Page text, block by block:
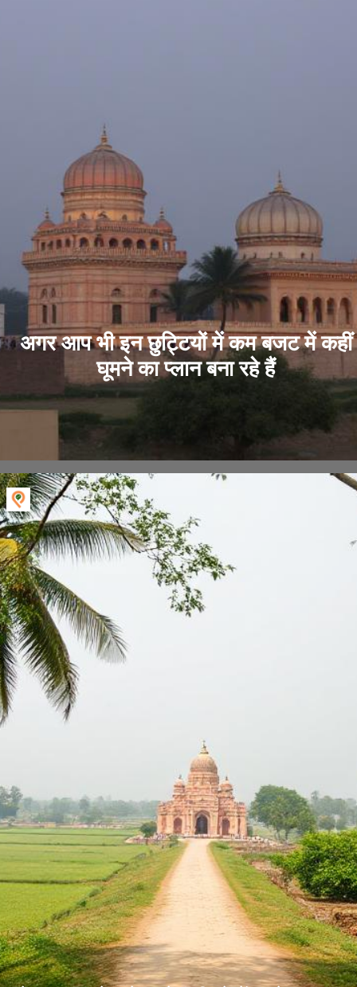
अगर आप भी इन छुट्टियों में कम बजट में कहीं
घूमने का प्लान बना रहे हैं